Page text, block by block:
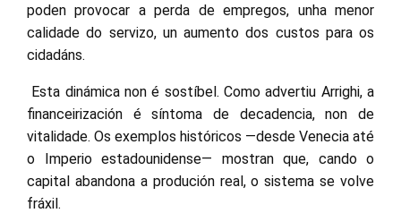
poden provocar a perda de empregos, unha menor
calidade do servizo, un aumento dos custos para os
cidadáns.
Esta dinámica non é sostíbel. Como advertiu Arrighi, a
financeirización é síntoma de decadencia, non de
vitalidade. Os exemplos históricos —desde Venecia até
o Imperio estadounidense— mostran que, cando o
capital abandona a produción real, o sistema se volve
fráxil.